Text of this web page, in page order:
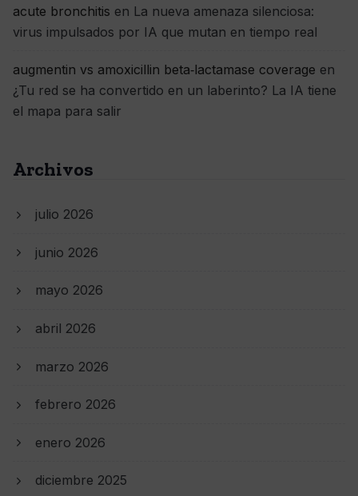
acute bronchitis en La nueva amenaza silenciosa:
virus impulsados por IA que mutan en tiempo real
augmentin vs amoxicillin beta‑lactamase coverage en
¿Tu red se ha convertido en un laberinto? La IA tiene
el mapa para salir
Archivos
julio 2026
junio 2026
mayo 2026
abril 2026
marzo 2026
febrero 2026
enero 2026
diciembre 2025